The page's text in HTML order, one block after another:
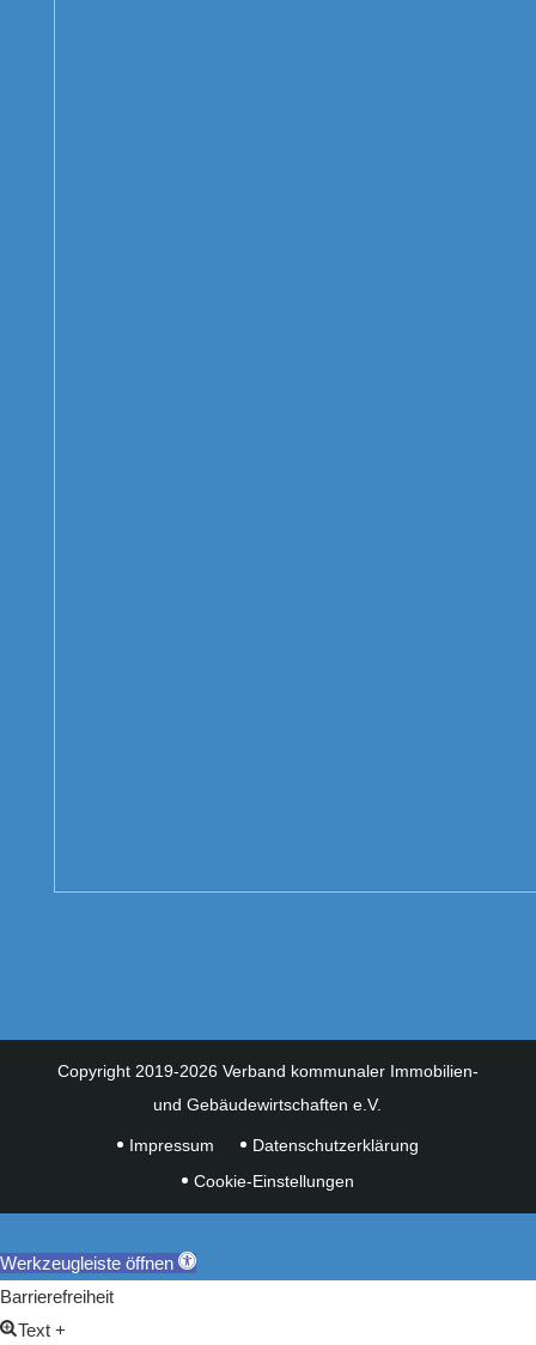
Copyright 2019-2026 Verband kommunaler Immobilien-
und Gebäudewirtschaften e.V.
Impressum
Datenschutzerklärung
Cookie-Einstellungen
Werkzeugleiste öffnen
Barrierefreiheit
Text +